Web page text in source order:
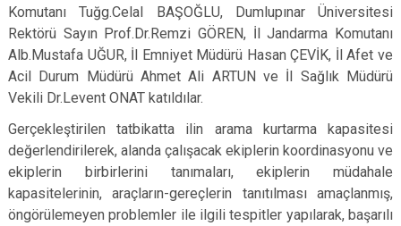
Komutanı Tuğg.Celal BAŞOĞLU, Dumlupınar Üniversitesi
Rektörü Sayın Prof.Dr.Remzi GÖREN, İl Jandarma Komutanı
Alb.Mustafa UĞUR, İl Emniyet Müdürü Hasan ÇEVİK, İl Afet ve
Acil Durum Müdürü Ahmet Ali ARTUN ve İl Sağlık Müdürü
Vekili Dr.Levent ONAT katıldılar.
Gerçekleştirilen tatbikatta ilin arama kurtarma kapasitesi
değerlendirilerek, alanda çalışacak ekiplerin koordinasyonu ve
ekiplerin birbirlerini tanımaları, ekiplerin müdahale
kapasitelerinin, araçların-gereçlerin tanıtılması amaçlanmış,
öngörülemeyen problemler ile ilgili tespitler yapılarak, başarılı